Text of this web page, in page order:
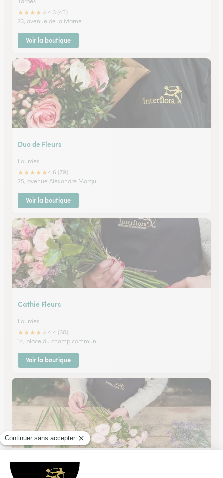
★★★★
4.3 (45)
23, avenue de la Marne
Voir la boutique
Duo de Fleurs
Lourdes
★★★★★4.6 (79)
25, avenue Alexandre Marqui
Voir la boutique
Cathie Fleurs
Lourdes
★★★★
4.4 (30)
14, place du champ commun
Voir la boutique
Boutique Geneve Fleurs